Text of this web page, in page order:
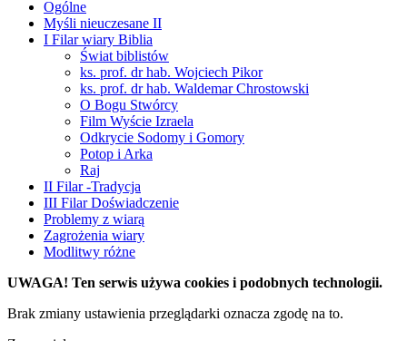
Ogólne
Myśli nieuczesane II
I Filar wiary Biblia
Świat biblistów
ks. prof. dr hab. Wojciech Pikor
ks. prof. dr hab. Waldemar Chrostowski
O Bogu Stwórcy
Film Wyście Izraela
Odkrycie Sodomy i Gomory
Potop i Arka
Raj
II Filar -Tradycja
III Filar Doświadczenie
Problemy z wiarą
Zagrożenia wiary
Modlitwy różne
UWAGA! Ten serwis używa cookies i podobnych technologii.
Brak zmiany ustawienia przeglądarki oznacza zgodę na to.